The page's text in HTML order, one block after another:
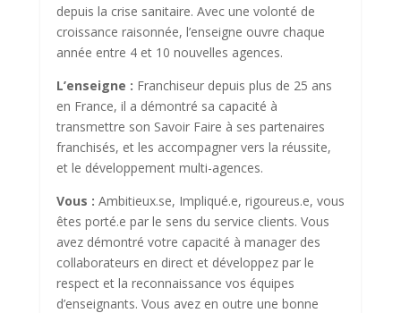
depuis la crise sanitaire. Avec une volonté de
croissance raisonnée, l’enseigne ouvre chaque
année entre 4 et 10 nouvelles agences.
L’enseigne : Franchiseur depuis plus de 25 ans
en France, il a démontré sa capacité à
transmettre son Savoir Faire à ses partenaires
franchisés, et les accompagner vers la réussite,
et le développement multi-agences.
Vous : Ambitieux.se, Impliqué.e, rigoureus.e, vous
êtes porté.e par le sens du service clients. Vous
avez démontré votre capacité à manager des
collaborateurs en direct et développez par le
respect et la reconnaissance vos équipes
d’enseignants. Vous avez en outre une bonne